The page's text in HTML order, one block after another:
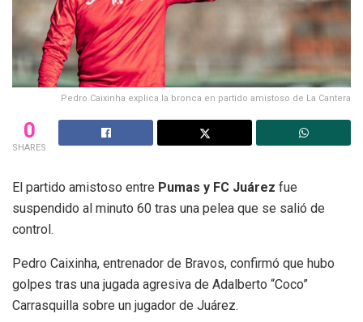
Pedro Caixinha explica la bronca en partido amistoso de La Cantera
0
SHARES
El partido amistoso entre Pumas y FC Juárez fue
suspendido al minuto 60 tras una pelea que se salió de
control.
Pedro Caixinha, entrenador de Bravos, confirmó que hubo
golpes tras una jugada agresiva de Adalberto “Coco”
Carrasquilla sobre un jugador de Juárez.